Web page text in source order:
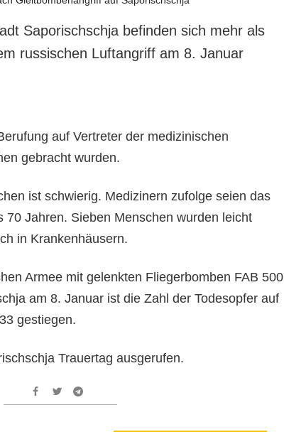
Saporischschja befinden sich mehr als
russischen Luftangriff am 8. Januar
auf Vertreter der medizinischen
gebracht wurden.
ist schwierig. Medizinern zufolge seien das
70 Jahren. Sieben Menschen wurden leicht
in Krankenhäusern.
Armee mit gelenkten Fliegerbomben FAB 500
am 8. Januar ist die Zahl der Todesopfer auf
gestiegen.
Trauertag ausgerufen.